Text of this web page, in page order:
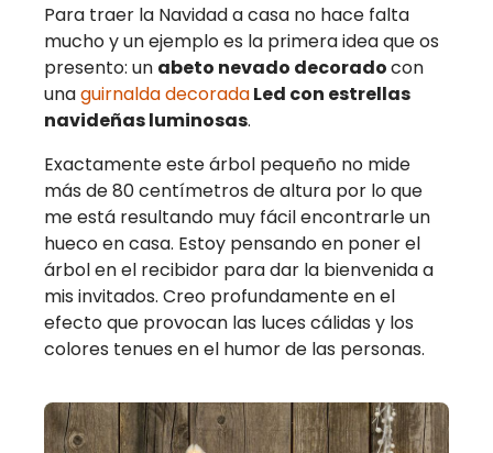
Para traer la Navidad a casa no hace falta
mucho y un ejemplo es la primera idea que os
presento: un abeto nevado decoradocon
unaguirnalda decoradaLed con estrellas
navideñas luminosas.
Exactamente este árbol pequeño no mide
más de 80 centímetros de altura por lo que
me está resultando muy fácil encontrarle un
hueco en casa. Estoy pensando en poner el
árbol en el recibidor para dar la bienvenida a
mis invitados. Creo profundamente en el
efecto que provocan las luces cálidas y los
colores tenues en el humor de las personas.